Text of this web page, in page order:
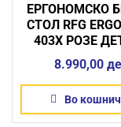
ЕРГОНОМСКО
СТОЛ RFG
403X РОЗЕ
8.990,00
Во